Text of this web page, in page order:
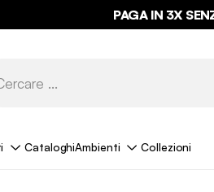
PAGA IN 3X
CataloghiAmbienti Collezioni